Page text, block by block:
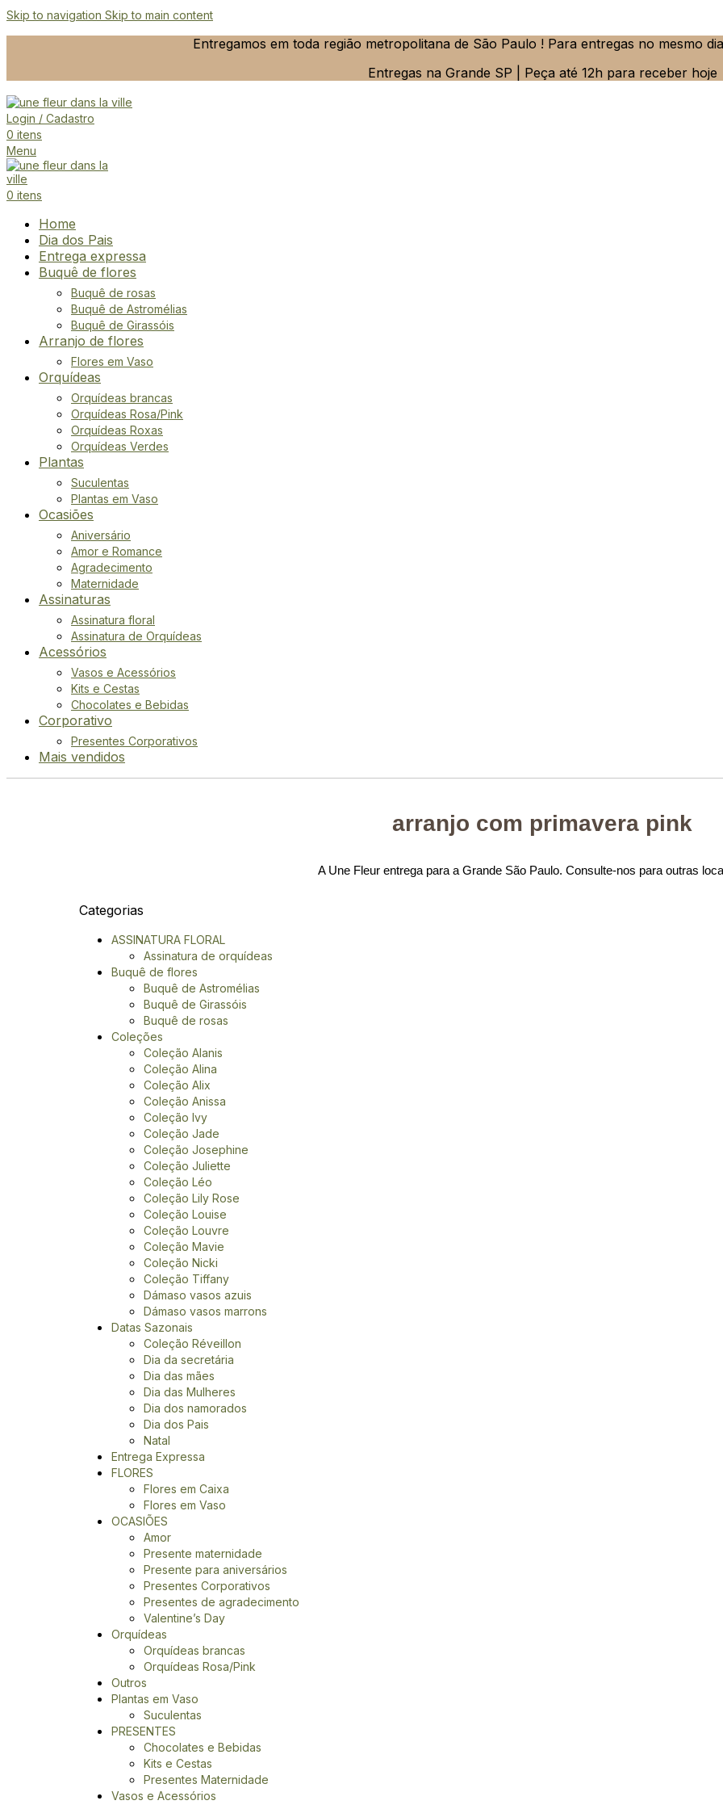
Skip to navigation Skip to main content
Entregamos em toda região metropolitana de São Paulo ! Para entregas no mesmo
Entregas na Grande SP | Peça até 12h para receber hoje
Login / Cadastro
0 itens
Menu
0 itens
Home
Dia dos Pais
Entrega expressa
Buquê de flores
Buquê de rosas
Buquê de Astromélias
Buquê de Girassóis
Arranjo de flores
Flores em Vaso
Orquídeas
Orquídeas brancas
Orquídeas Rosa/Pink
Orquídeas Roxas
Orquídeas Verdes
Plantas
Suculentas
Plantas em Vaso
Ocasiões
Aniversário
Amor e Romance
Agradecimento
Maternidade
Assinaturas
Assinatura floral
Assinatura de Orquídeas
Acessórios
Vasos e Acessórios
Kits e Cestas
Chocolates e Bebidas
Corporativo
Presentes Corporativos
Mais vendidos
arranjo com primavera pink
A Une Fleur entrega para a Grande São Paulo. Consulte-nos para outras
Categorias
ASSINATURA FLORAL
Assinatura de orquídeas
Buquê de flores
Buquê de Astromélias
Buquê de Girassóis
Buquê de rosas
Coleções
Coleção Alanis
Coleção Alina
Coleção Alix
Coleção Anissa
Coleção Ivy
Coleção Jade
Coleção Josephine
Coleção Juliette
Coleção Léo
Coleção Lily Rose
Coleção Louise
Coleção Louvre
Coleção Mavie
Coleção Nicki
Coleção Tiffany
Dámaso vasos azuis
Dámaso vasos marrons
Datas Sazonais
Coleção Réveillon
Dia da secretária
Dia das mães
Dia das Mulheres
Dia dos namorados
Dia dos Pais
Natal
Entrega Expressa
FLORES
Flores em Caixa
Flores em Vaso
OCASIÕES
Amor
Presente maternidade
Presente para aniversários
Presentes Corporativos
Presentes de agradecimento
Valentine’s Day
Orquídeas
Orquídeas brancas
Orquídeas Rosa/Pink
Outros
Plantas em Vaso
Suculentas
PRESENTES
Chocolates e Bebidas
Kits e Cestas
Presentes Maternidade
Vasos e Acessórios